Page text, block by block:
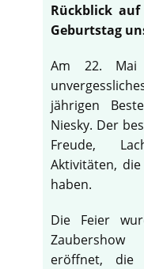
Rückblick
Geburtstag
Am 22.
jährigen
Niesky. Der
Freude,
Aktivitäten,
haben.
Die Feier
eröffnet,